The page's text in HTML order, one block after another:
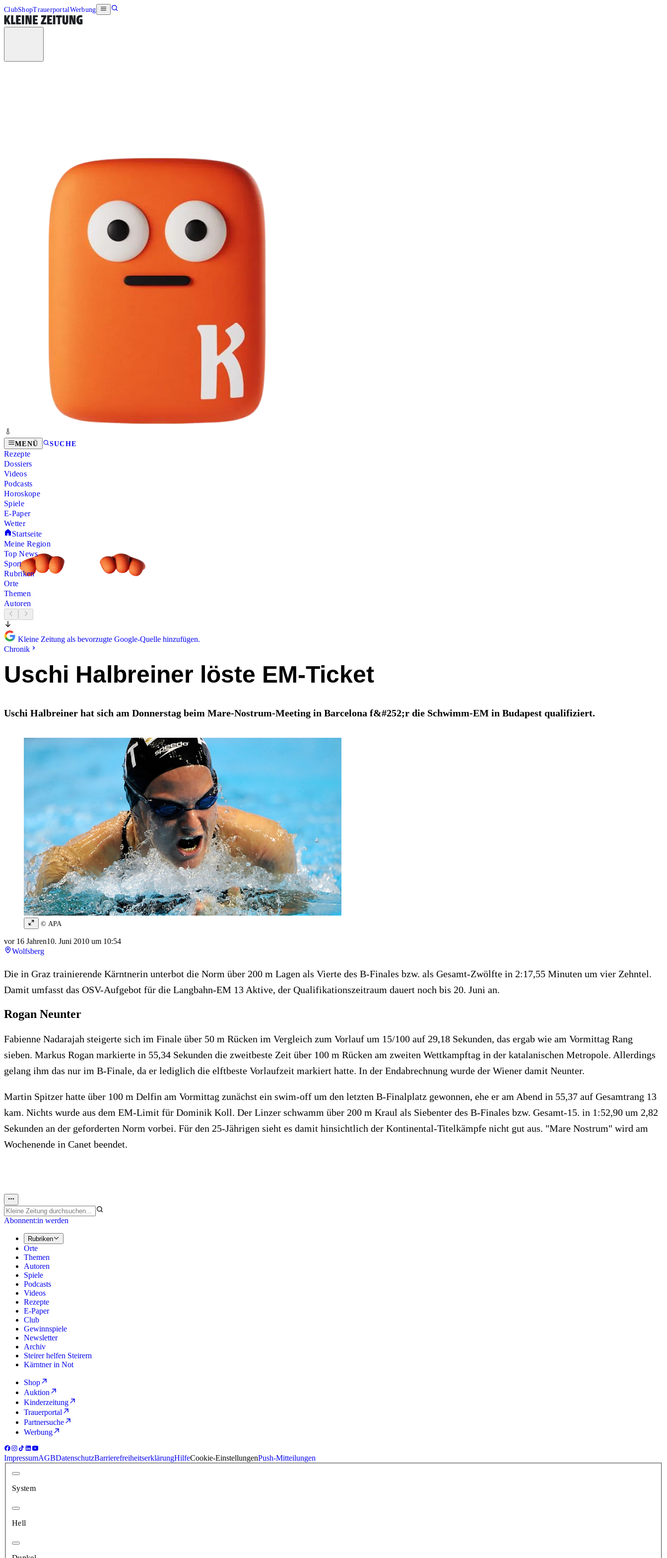
ClubShopTrauerportalWerbung
MENÜ SUCHE
Rezepte
Dossiers
Videos
Podcasts
Horoskope
Spiele
E-Paper
Wetter
Startseite
Meine Region
Top News
Sport
Rubriken
Orte
Themen
Autoren
Kleine Zeitung als bevorzugte Google-Quelle hinzufügen.
Chronik
Uschi Halbreiner löste EM-Ticket
Uschi Halbreiner hat sich am Donnerstag beim Mare-Nostrum-Meeting in Barcelona f&#252;r die Schwimm-EM in Budapest qualifiziert.
© APA
vor 16 Jahren10. Juni 2010 um 10:54
Wolfsberg
Die in Graz trainierende Kärntnerin unterbot die Norm über 200 m Lagen als Vierte des B-Finales bzw. als Gesamt-Zwölfte in 2:17,55 Minuten um vier Zehntel.
Damit umfasst das OSV-Aufgebot für die Langbahn-EM 13 Aktive, der Qualifikationszeitraum dauert noch bis 20. Juni an.
Rogan Neunter
Fabienne Nadarajah steigerte sich im Finale über 50 m Rücken im Vergleich zum Vorlauf um 15/100 auf 29,18 Sekunden, das ergab wie am Vormittag Rang
sieben. Markus Rogan markierte in 55,34 Sekunden die zweitbeste Zeit über 100 m Rücken am zweiten Wettkampftag in der katalanischen Metropole. Allerdings
gelang ihm das nur im B-Finale, da er lediglich die elftbeste Vorlaufzeit markiert hatte. In der Endabrechnung wurde der Wiener damit Neunter.
Martin Spitzer hatte über 100 m Delfin am Vormittag zunächst ein swim-off um den letzten B-Finalplatz gewonnen, ehe er am Abend in 55,37 auf Gesamtrang 13
kam. Nichts wurde aus dem EM-Limit für Dominik Koll. Der Linzer schwamm über 200 m Kraul als Siebenter des B-Finales bzw. Gesamt-15. in 1:52,90 um 2,82
Sekunden an der geforderten Norm vorbei. Für den 25-Jährigen sieht es damit hinsichtlich der Kontinental-Titelkämpfe nicht gut aus. "Mare Nostrum" wird am
Wochenende in Canet beendet.
Abonnent:in werden
Rubriken
Orte
Themen
Autoren
Spiele
Podcasts
Videos
Rezepte
E-Paper
Club
Gewinnspiele
Newsletter
Archiv
Steirer helfen Steirern
Kärntner in Not
Shop
Auktion
Kinderzeitung
Trauerportal
Partnersuche
Werbung
ImpressumAGBDatenschutzBarrierefreiheitserklärungHilfeCookie-EinstellungenPush-Mitteilungen
System
Hell